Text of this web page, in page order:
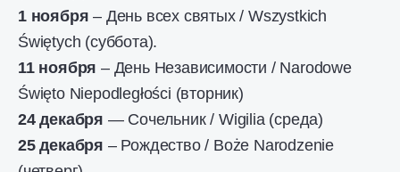
1 ноября – День всех святых / Wszystkich
Świętych (суббота).
11 ноября – День Независимости / Narodowe
Święto Niepodległości (вторник)
24 декабря — Сочельник / Wigilia (среда)
25 декабря – Рождество / Boże Narodzenie